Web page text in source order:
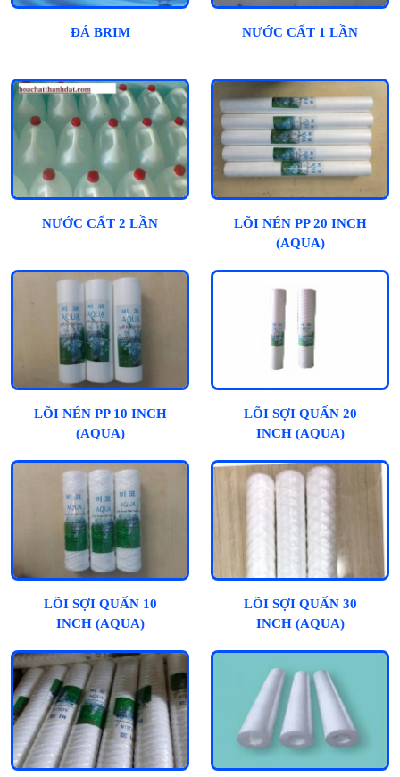
ĐÁ BRIM NƯỚC CẤT 1 LẦN
NƯỚC CẤT 2 LẦN
LÕI NÉN PP 20 INCH
(AQUA)
LÕI NÉN PP 10 INCH
(AQUA)
LÕI SỢI QUẤN 20
INCH (AQUA)
LÕI SỢI QUẤN 10
INCH (AQUA)
LÕI SỢI QUẤN 30
INCH (AQUA)